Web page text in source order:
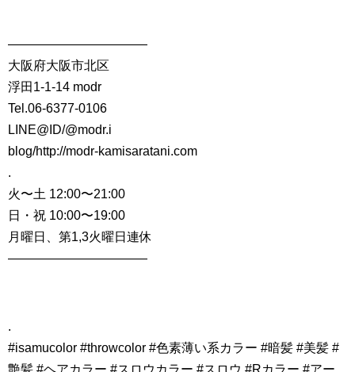
———————————
大阪府大阪市北区
浮田1-1-14 modr
Tel.06-6377-0106
LINE@ID/@modr.i
blog/http://modr-kamisaratani.com
.
火〜土 12:00〜21:00
日・祝 10:00〜19:00
月曜日、第1,3火曜日連休
———————————
.
#isamucolor #throwcolor #色素薄い系カラー #暗髪 #美髪 #
艶髪 #ヘアカラー #スロウカラー #スロウ #Rカラー #アー